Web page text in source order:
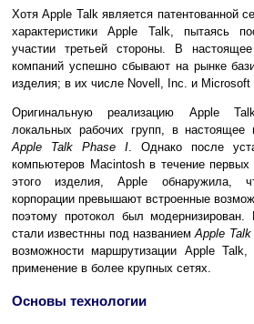
Хотя Apple Talk является патентованной
характеристики Apple Talk, пытаясь
участии третьей стороны. В
компаний успешно сбывают на рынке
изделия; в их числе Novell, Inc. и Мicrosoft
Оригинальную реализацию Apple
локальных рабочих групп, в
Apple Talk Phase I. Однако после
компьютеров Macintosh в течение
этого изделия, Apple обнаружила,
корпорации превышают встроенные
поэтому протокол был модернизирован.
стали известнны под названиемApple
возможности маршрутизации Apple
применение в более крупных сетях.
Основы технологии